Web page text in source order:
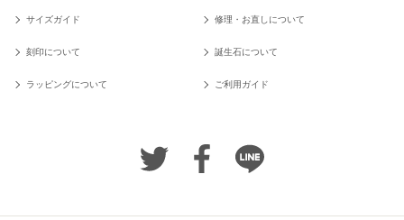
サイズガイド 修理・お直しについて
刻印について 誕生石について
ラッピングについて ご利用ガイド